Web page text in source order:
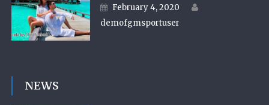
Posted on
February 4, 2020
demofgmsportuser
NEWS